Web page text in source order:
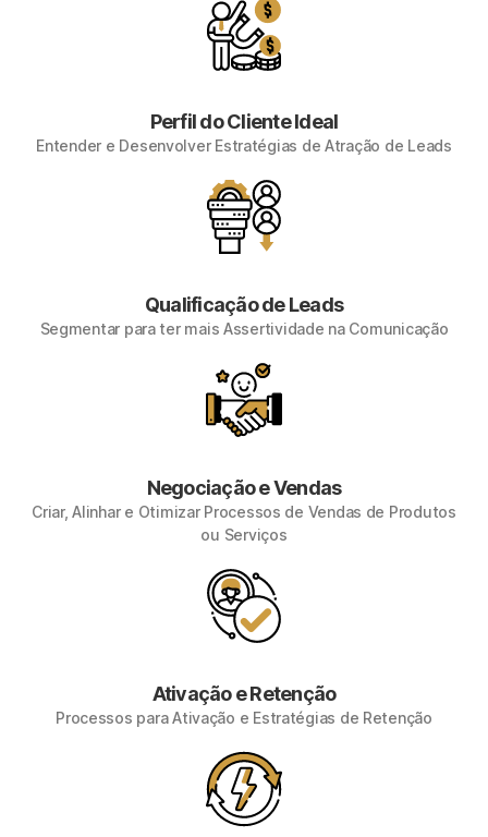
Perfil do Cliente Ideal
Entender e Desenvolver Estratégias de Atração de Leads
Qualificação de Leads
Segmentar para ter mais Assertividade na Comunicação
Negociação e Vendas
Criar, Alinhar e Otimizar Processos de Vendas de Produtos
ou Serviços
Ativação e Retenção
Processos para Ativação e Estratégias de Retenção